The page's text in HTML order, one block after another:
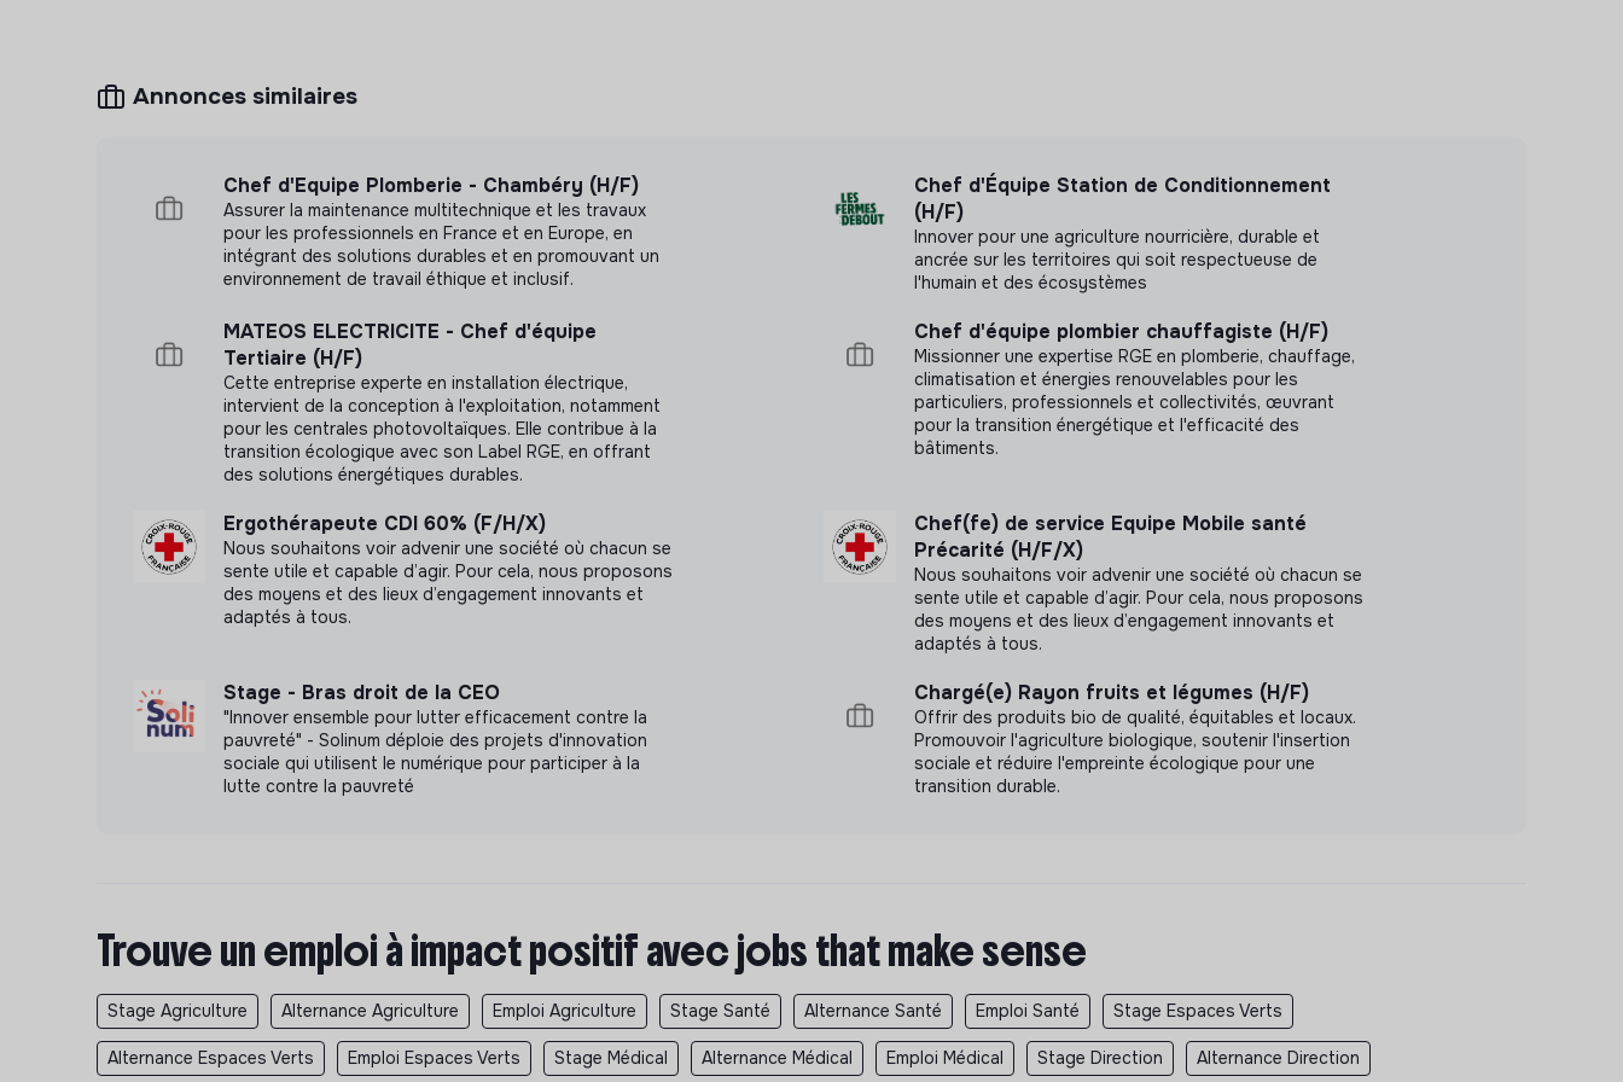
médico-sociaux du territoire
territoire communal
Annonces similaires
Chef d'Equipe Plomberie - Chambéry (H/F)
Assurer la maintenance multitechnique et les travaux
pour les professionnels en France et en Europe, en
intégrant des solutions durables et en promouvant un
environnement de travail éthique et inclusif.
Chef d'Équipe Station de Conditionnement
(H/F)
Innover pour une agriculture nourricière, durable et
ancrée sur les territoires qui soit respectueuse de
l'humain et des écosystèmes
MATEOS ELECTRICITE - Chef d'équipe
Tertiaire (H/F)
Cette entreprise experte en installation électrique,
intervient de la conception à l'exploitation, notamment
pour les centrales photovoltaïques. Elle contribue à la
transition écologique avec son Label RGE, en offrant
des solutions énergétiques durables.
Chef d'équipe plombier chauffagiste (H/F)
Missionner une expertise RGE en plomberie, chauffage,
climatisation et énergies renouvelables pour les
particuliers, professionnels et collectivités, œuvrant
pour la transition énergétique et l'efficacité des
bâtiments.
Ergothérapeute CDI 60% (F/H/X)
Nous souhaitons voir advenir une société où chacun se
sente utile et capable d’agir. Pour cela, nous proposons
des moyens et des lieux d’engagement innovants et
adaptés à tous.
Chef(fe) de service Equipe Mobile santé
Précarité (H/F/X)
Nous souhaitons voir advenir une société où chacun se
sente utile et capable d’agir. Pour cela, nous proposons
des moyens et des lieux d’engagement innovants et
adaptés à tous.
Stage - Bras droit de la CEO
"Innover ensemble pour lutter efficacement contre la
pauvreté" - Solinum déploie des projets d'innovation
sociale qui utilisent le numérique pour participer à la
lutte contre la pauvreté
Chargé(e) Rayon fruits et légumes (H/F)
Offrir des produits bio de qualité, équitables et locaux.
Promouvoir l'agriculture biologique, soutenir l'insertion
sociale et réduire l'empreinte écologique pour une
transition durable.
Trouve un emploi à impact positif avec jobs that make sense
Stage Agriculture Alternance Agriculture Emploi Agriculture Stage Santé Alternance Santé Emploi Santé Stage Espaces Verts
Alternance Espaces Verts Emploi Espaces Verts Stage Médical Alternance Médical Emploi Médical Stage Direction Alternance Direction